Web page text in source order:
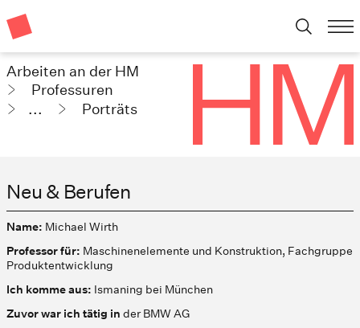
Arbeiten an der HM
Professuren
...
Porträts
Neu & Berufen
Name: Michael Wirth
Professor für: Maschinenelemente und Konstruktion, Fachgruppe
Produktentwicklung
Ich komme aus: Ismaning bei München
Zuvor war ich tätig in der BMW AG